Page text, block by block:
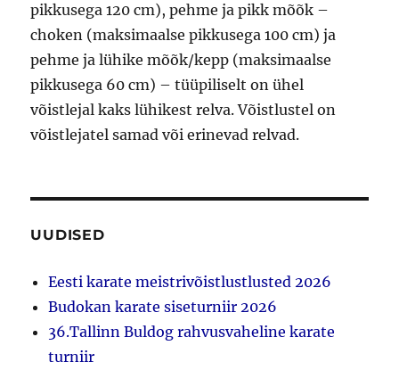
pikkusega 120 cm), pehme ja pikk mõõk –
choken (maksimaalse pikkusega 100 cm) ja
pehme ja lühike mõõk/kepp (maksimaalse
pikkusega 60 cm) – tüüpiliselt on ühel
võistlejal kaks lühikest relva. Võistlustel on
võistlejatel samad või erinevad relvad.
UUDISED
Eesti karate meistrivõistlustlusted 2026
Budokan karate siseturniir 2026
36.Tallinn Buldog rahvusvaheline karate
turniir